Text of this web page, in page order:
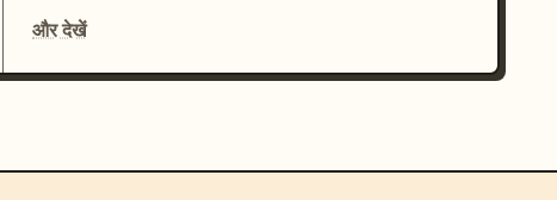
और देखें